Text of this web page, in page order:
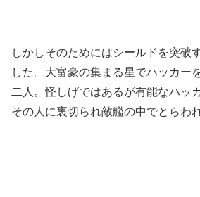
しかしそのためにはシールドを突破
した。大富豪の集まる星でハッカー
二人。怪しげではあるが有能なハッ
その人に裏切られ敵艦の中でとらわ